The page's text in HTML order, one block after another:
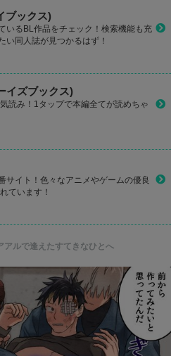
ブックス)
いるBL作品をチェック！検索機能も充
い同人誌が見つかるはず！
イズブックス)
読み！1タップで本編全てが読めちゃ
サイト！色々なアニメやゲームの優良
ています！
アルで逢えたすてきなひとへ